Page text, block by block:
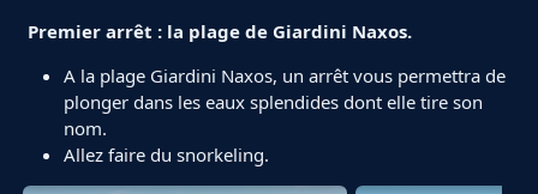
Premier arrêt : la plage de Giardini Naxos.
A la plage Giardini Naxos, un arrêt vous permettra de
plonger dans les eaux splendides dont elle tire son
nom.
Allez faire du snorkeling.